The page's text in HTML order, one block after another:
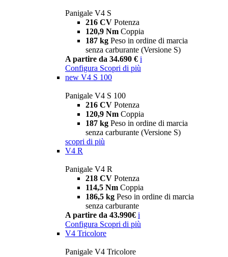
Panigale V4 S
216 CV Potenza
120,9 Nm Coppia
187 kg Peso in ordine di marcia
senza carburante (Versione S)
A partire da 34.690 € i
Configura Scopri di più
new V4 S 100
Panigale V4 S 100
216 CV Potenza
120,9 Nm Coppia
187 kg Peso in ordine di marcia
senza carburante (Versione S)
scopri di più
V4 R
Panigale V4 R
218 CV Potenza
114,5 Nm Coppia
186,5 kg Peso in ordine di marcia
senza carburante
A partire da 43.990€ i
Configura Scopri di più
V4 Tricolore
Panigale V4 Tricolore